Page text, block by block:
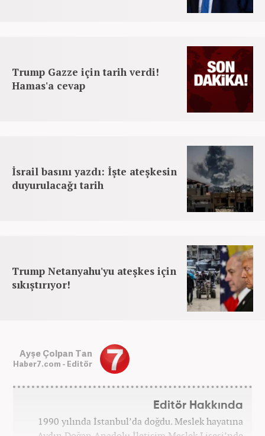
Trump Gazze için tarih verdi!
Hamas'a cevap
İsrail basını yazdı: İşte ateşkesin
duyurulacağı tarih
Trump Netanyahu'yu ateşkes için
sıkıştırıyor!
Ayşe Çolpan Tan
Haber7.com - Editör
Editör Hakkında
1990 yılında İstanbul’da doğdu. Meslek hayatına